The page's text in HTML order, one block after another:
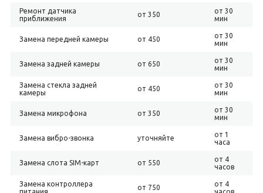
Ремонт датчика
приближения
от 350
от 30
мин
Замена передней камеры от 450
от 30
мин
Замена задней камеры от 650
от 30
мин
Замена стекла задней
камеры
от 450
от 30
мин
Замена микрофона от 350
от 30
мин
Замена вибро-звонка уточняйте
от 1
часа
Замена слота SIM-карт от 550
от 4
часов
Замена контроллера
от 750
от 4